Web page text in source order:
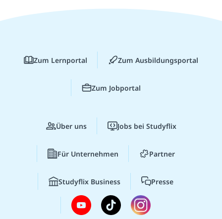
Zum Lernportal Zum Ausbildungsportal
Zum Jobportal
Über uns Jobs bei Studyflix
Für Unternehmen Partner
Studyflix Business Presse